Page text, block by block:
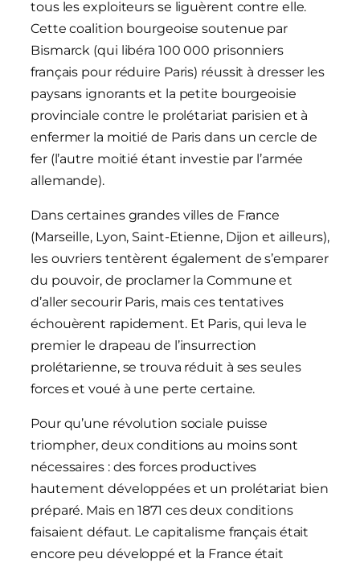
tous les exploiteurs se liguèrent contre elle.
Cette coalition bourgeoise soutenue par
Bismarck (qui libéra 100 000 prisonniers
français pour réduire Paris) réussit à dresser les
paysans ignorants et la petite bourgeoisie
provinciale contre le prolétariat parisien et à
enfermer la moitié de Paris dans un cercle de
fer (l’autre moitié étant investie par l’armée
allemande).
Dans certaines grandes villes de France
(Marseille, Lyon, Saint-Etienne, Dijon et ailleurs),
les ouvriers tentèrent également de s’emparer
du pouvoir, de proclamer la Commune et
d’aller secourir Paris, mais ces tentatives
échouèrent rapidement. Et Paris, qui leva le
premier le drapeau de l’insurrection
prolétarienne, se trouva réduit à ses seules
forces et voué à une perte certaine.
Pour qu’une révolution sociale puisse
triompher, deux conditions au moins sont
nécessaires : des forces productives
hautement développées et un prolétariat bien
préparé. Mais en 1871 ces deux conditions
faisaient défaut. Le capitalisme français était
encore peu développé et la France était